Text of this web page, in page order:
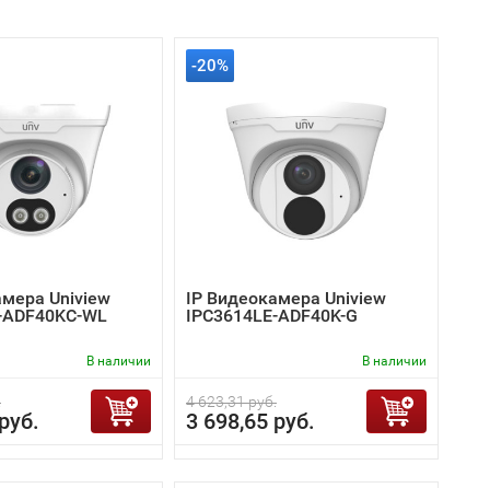
Uniview
WL
В наличии
-20%
IP Видеокамера Uniview
IPC3614LE-ADF40K-G
В наличии
4 623,31 руб.
3 698,65 руб.